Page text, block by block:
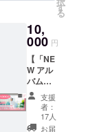
なるよ
うな行
為はご
遠慮下
さい。
ない場
合はや
むを得
ず退
場、も
しくは
公演中
止とな
る場合
ダム） •
トレカ3
枚（ラ
ンダ
ム）
•Acheri
eレター
〈16曲
入り〉
10-11
FPG
links
SHINS
AIBAS
HI B1
時間 :
open
17:30
start
Acherie
東京ワ
ンマン
ライブ
におけ
る応援
プラン
です。
■ 概要
2024年
12月21
rieより
キュー
カード
を同
封。
Acherie
のTシャ
ツを
ゲット
して
Acherie
す
る
10,
000 円
【「NE
W アル
バム」
お届け
プラ
ン】 リ
ターン
支援
者：
17人
お届